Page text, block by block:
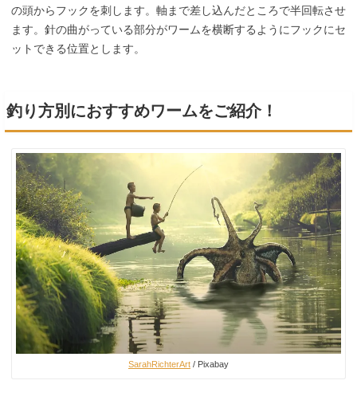
の頭からフックを刺します。軸まで差し込んだところで半回転させ
ます。針の曲がっている部分がワームを横断するようにフックにセ
ットできる位置とします。
釣り方別におすすめワームをご紹介！
SarahRichterArt / Pixabay